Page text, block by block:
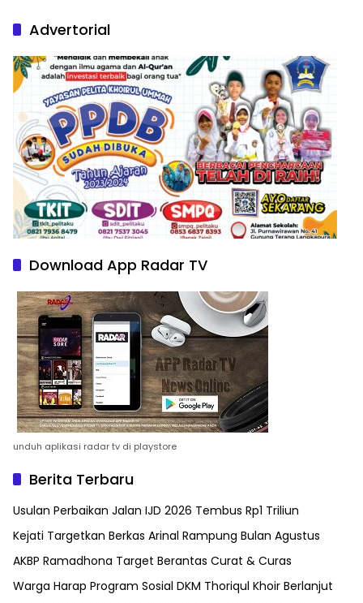
Advertorial
Download App Radar TV
unduh aplikasi radar tv di playstore
Berita Terbaru
Usulan Perbaikan Jalan IJD 2026 Tembus Rp1 Triliun
Kejati Targetkan Berkas Arinal Rampung Bulan Agustus
AKBP Ramadhona Target Berantas Curat & Curas
Warga Harap Program Sosial DKM Thoriqul Khoir Berlanjut